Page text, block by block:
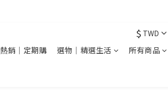
$ TWD
熱銷｜定期購 選物｜精選生活 所有商品